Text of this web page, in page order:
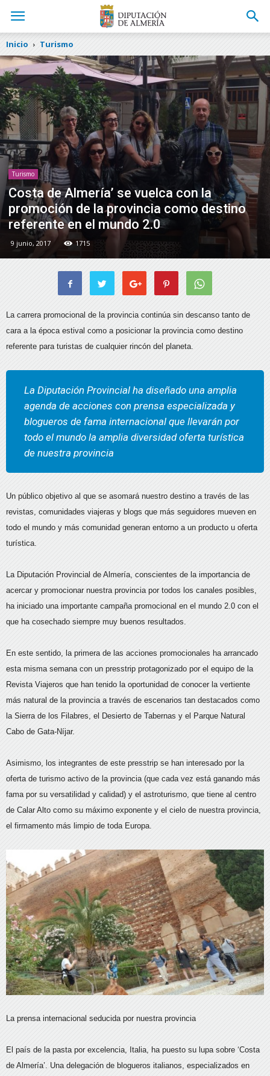
Inicio Turismo
Turismo
Costa de Almería’ se vuelca con la
promoción de la provincia como destino
referente en el mundo 2.0
9 junio, 2017 1715
La carrera promocional de la provincia continúa sin descanso tanto de
cara a la época estival como a posicionar la provincia como destino
referente para turistas de cualquier rincón del planeta.
La Diputación Provincial ha diseñado una amplia
agenda de acciones con prensa especializada y
blogueros de fama internacional que llevarán por
todo el mundo la amplia diversidad oferta turística
de nuestra provincia
Un público objetivo al que se asomará nuestro destino a través de las
revistas, comunidades viajeras y blogs que más seguidores mueven en
todo el mundo y más comunidad generan entorno a un producto u oferta
turística.
La Diputación Provincial de Almería, conscientes de la importancia de
acercar y promocionar nuestra provincia por todos los canales posibles,
ha iniciado una importante campaña promocional en el mundo 2.0 con el
que ha cosechado siempre muy buenos resultados.
En este sentido, la primera de las acciones promocionales ha arrancado
esta misma semana con un presstrip protagonizado por el equipo de la
Revista Viajeros que han tenido la oportunidad de conocer la vertiente
más natural de la provincia a través de escenarios tan destacados como
la Sierra de los Filabres, el Desierto de Tabernas y el Parque Natural
Cabo de Gata-Níjar.
Asimismo, los integrantes de este presstrip se han interesado por la
oferta de turismo activo de la provincia (que cada vez está ganando más
fama por su versatilidad y calidad) y el astroturismo, que tiene al centro
de Calar Alto como su máximo exponente y el cielo de nuestra provincia,
el firmamento más limpio de toda Europa.
La prensa internacional seducida por nuestra provincia
El país de la pasta por excelencia, Italia, ha puesto su lupa sobre ‘Costa
de Almería’. Una delegación de blogueros italianos, especializados en